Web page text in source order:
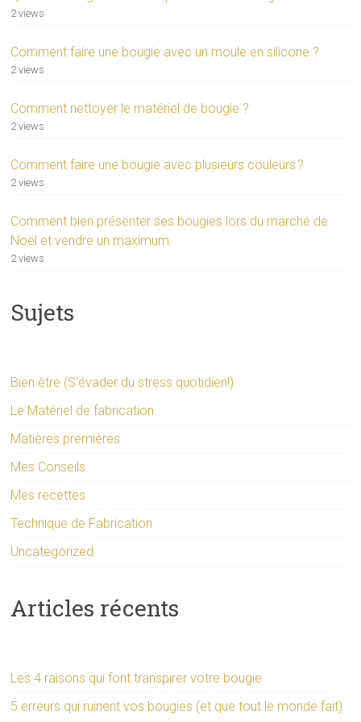
2 views
Comment faire une bougie avec un moule en silicone ?
2 views
Comment nettoyer le matériel de bougie ?
2 views
Comment faire une bougie avec plusieurs couleurs ?
2 views
Comment bien présenter ses bougies lors du marché de
Noël et vendre un maximum
2 views
Sujets
Bien être (S'évader du stress quotidien!)
Le Matériel de fabrication
Matières premières
Mes Conseils
Mes recettes
Technique de Fabrication
Uncategorized
Articles récents
Les 4 raisons qui font transpirer votre bougie
5 erreurs qui ruinent vos bougies (et que tout le monde fait)